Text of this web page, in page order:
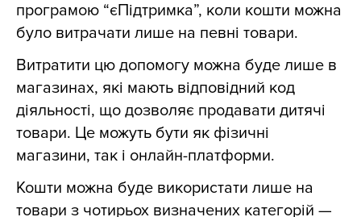
програмою “єПідтримка”, коли кошти можна
було витрачати лише на певні товари.
Витратити цю допомогу можна буде лише в
магазинах, які мають відповідний код
діяльності, що дозволяє продавати дитячі
товари. Це можуть бути як фізичні
магазини, так і онлайн-платформи.
Кошти можна буде використати лише на
товари з чотирьох визначених категорій —